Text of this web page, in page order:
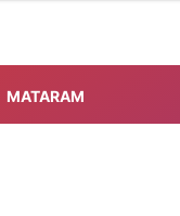
MATARAM